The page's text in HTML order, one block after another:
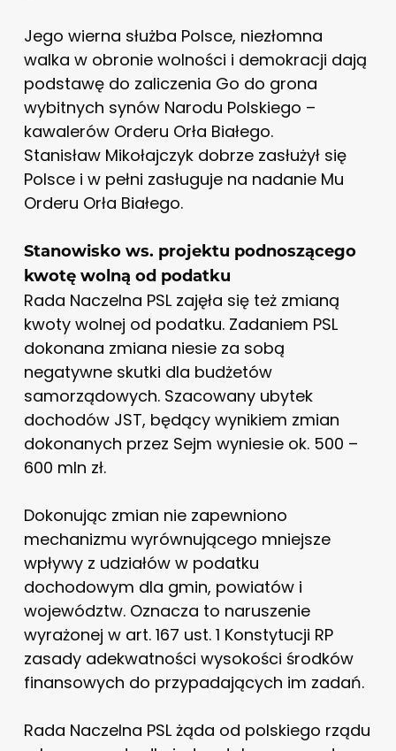
Jego wierna służba Polsce, niezłomna
walka w obronie wolności i demokracji dają
podstawę do zaliczenia Go do grona
wybitnych synów Narodu Polskiego –
kawalerów Orderu Orła Białego.
Stanisław Mikołajczyk dobrze zasłużył się
Polsce i w pełni zasługuje na nadanie Mu
Orderu Orła Białego.
Stanowisko ws. projektu podnoszącego
kwotę wolną od podatku
Rada Naczelna PSL zajęła się też zmianą
kwoty wolnej od podatku. Zadaniem PSL
dokonana zmiana niesie za sobą
negatywne skutki dla budżetów
samorządowych. Szacowany ubytek
dochodów JST, będący wynikiem zmian
dokonanych przez Sejm wyniesie ok. 500 –
600 mln zł.
Dokonując zmian nie zapewniono
mechanizmu wyrównującego mniejsze
wpływy z udziałów w podatku
dochodowym dla gmin, powiatów i
województw. Oznacza to naruszenie
wyrażonej w art. 167 ust. 1 Konstytucji RP
zasady adekwatności wysokości środków
finansowych do przypadających im zadań.
Rada Naczelna PSL żąda od polskiego rządu